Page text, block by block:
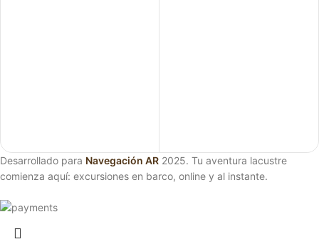
Desarrollado para Navegación AR 2025. Tu aventura lacustre
comienza aquí: excursiones en barco, online y al instante.